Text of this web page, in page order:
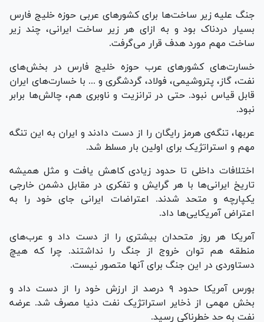
جنگ علیه زیر ساخت‌ها برای کشور‌های عربی حوزه خلیج فارس
بسیار دردناک بود و به ازای هر زیر ساخت ایرانی، چند زیر
ساخت مهم مورد هدف قرار می‌گرفت.
خسارت‌های کشور‌های عرب حوزه خلیج فارس در بخش‌های
نفت، گاز، پتروشیمی، فولاد، گردشگری و ... با خسارت‌های ایران
قابل قیاس نبود. حتی در ترانزیت و ناوبری هم، چالش‌ها برابر
نبود.
عربها، تنگه‌ی هرمز رایگان را از دست دادند و ایران به این تنگه
مهم و استراتژیک برای اولین بار مسلط شد.
اختلافات داخلی تا حدود زیادی کاهش یافت و مثل همیشه
تاریخ ایرانی‌ها با هر گرایش و تفکری در مقابل دشمن خارجی
یکپارچه و متحد شدند. اعتراضات ایرانی جای خود را به
اعتراض آمریکایی‌ها داد.
آمریکا هر روز متحدان بیشتری را از دست داد و عرب‌های
منطقه هم توان خروج از جنگ را نداشتند. چرا که هیچ
دستاوردی در این جنگ برای آنها متصور نیست.
بورس آمریکا حدود ۹ درصد از ارزش خود را از دست داد و
بخش مهمی از ذخایر استراتژیک نفت دنیا مصرف شد. عرضه
نفت به حد خطرناکی رسید.